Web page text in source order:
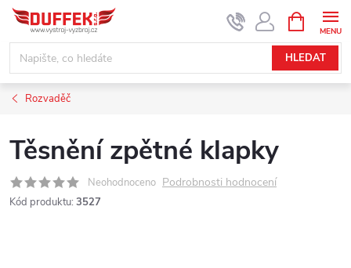
Přejít
obsah
HLEDAT
NÁKUPNÍ
KOŠÍK
Rozvaděč
Těsnění zpětné klapky
Neohodnoceno Podrobnosti hodnocení
Kód produktu: 3527